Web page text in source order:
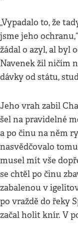
„Vypadalo to, že
jsme jeho
žádal o azyl, al byl
Navenek žil ničím
dávky od státu,
Jeho vrah zabil
šel na pravidelné
a po činu na něm
nasvědčovalo
musel mít vše
se chtěl po činu
zabalenou v
po vraždě do řeky
začal holit knír. V